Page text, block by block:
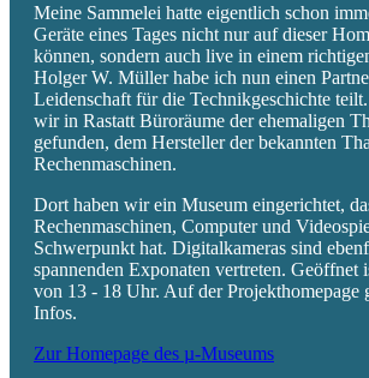
Meine Sammelei hatte eigentlich schon
Geräte eines Tages nicht nur auf dieser
können, sondern auch live in einem
Holger W. Müller habe ich nun einen
Leidenschaft für die Technikgeschichte
wir in Rastatt Büroräume der ehemaligen
gefunden, dem Hersteller der bekannten
Rechenmaschinen.
Dort haben wir ein Museum eingerichtet,
Rechenmaschinen, Computer und
Schwerpunkt hat. Digitalkameras sind
spannenden Exponaten vertreten. Geöffnet
von 13 - 18 Uhr. Auf der Projekthomepage
Infos.
Zur Homepage des µ-Museums